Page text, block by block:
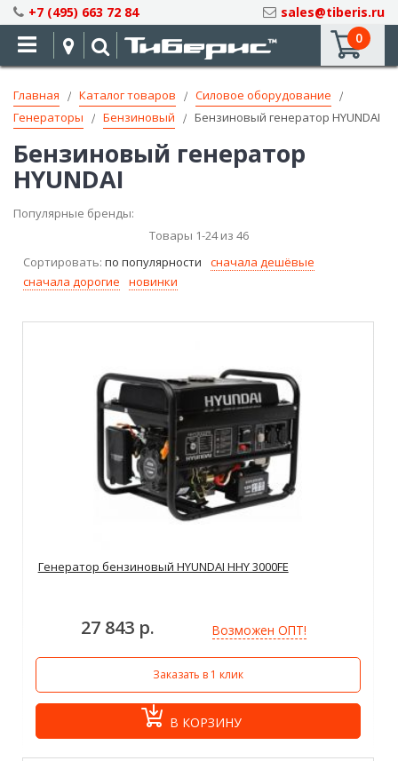
Skip
to
Content
+7 (495) 663 72 84
sales@tiberis.ru
0
Главная Каталог товаров
Силовое оборудование
Генераторы
Бензиновый Бензиновый генератор HYUNDAI
Бензиновый генератор
HYUNDAI
Популярные бренды:
Товары 1-24из 46
Сортировать: по популярности
сначала дешёвые
сначала дорогие
новинки
Генератор бензиновый HYUNDAI HHY 3000FE
27 843 р. Возможен ОПТ!
Заказать в 1 клик
В КОРЗИНУ